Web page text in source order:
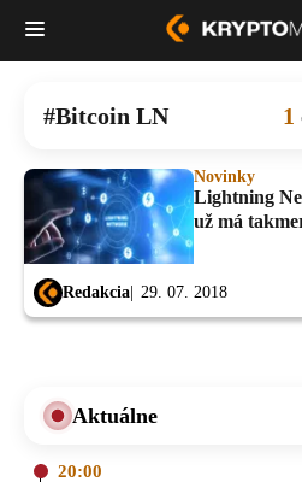
Bitcoin LN 1
Novinky
Lightning
už má
Redakcia 29. 07. 2018
Aktuálne
20:00